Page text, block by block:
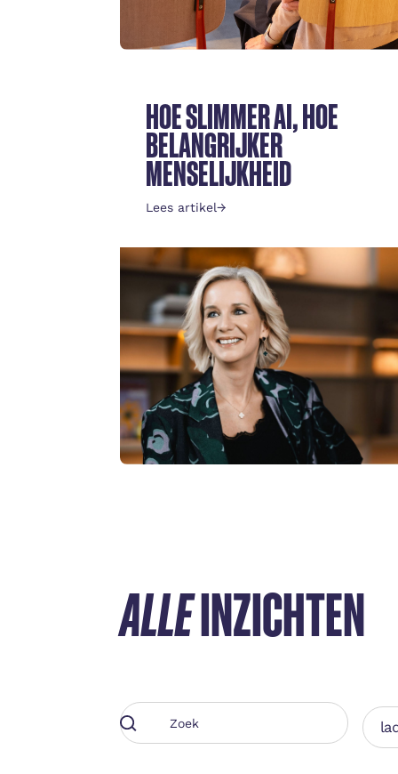
HOE SLIMMER AI, HOE
BELANGRIJKER
MENSELIJKHEID
Lees artikel→
ALLEINZICHTEN